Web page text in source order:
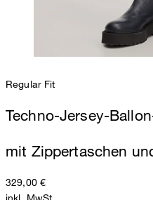
Regular Fit
Techno-Jersey-
mit Zippertaschen
329,00 €